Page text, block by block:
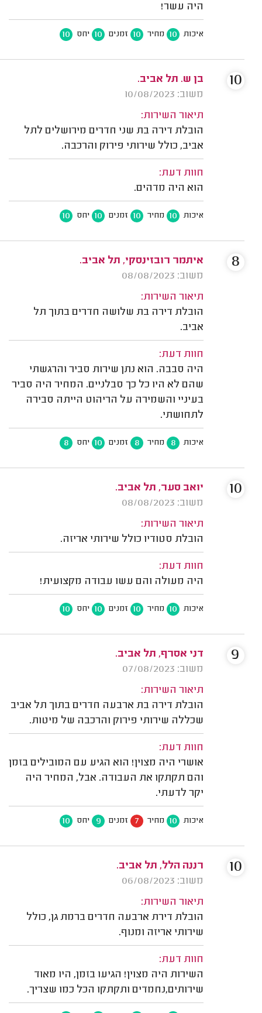
היה עשר!
איכות 10 מחיר 10 זמנים 10 יחס 10
בן ש. תל אביב.
משוב: 10/08/2023
תיאור השירות:
הובלת דירה בת שני חדרים מירושלים לתל
אביב, כולל שירותי פירוק והרכבה.
חוות דעת:
הוא היה מדהים.
איכות 10 מחיר 10 זמנים 10 יחס 10
10
איתמר רובזינסקי, תל אביב.
משוב: 08/08/2023
תיאור השירות:
הובלת דירה בת שלושה חדרים בתוך תל
אביב.
חוות דעת:
היה סבבה. הוא נתן שירות סביר והרגשתי
שהם לא היו כל כך סבלניים. המחיר היה סביר
בעיניי והשמירה על הריהוט הייתה סבירה
לתחושתי.
איכות 8 מחיר 8 זמנים 10 יחס 8
8
יואב סער, תל אביב.
משוב: 08/08/2023
תיאור השירות:
הובלת סטודיו כולל שירותי אריזה.
חוות דעת:
היה מעולה והם עשו עבודה מקצועית!
איכות 10 מחיר 10 זמנים 10 יחס 10
10
דני אסרף, תל אביב.
משוב: 07/08/2023
תיאור השירות:
הובלת דירה בת ארבעה חדרים בתוך תל אביב
שכללה שירותי פירוק והרכבה של מיטות.
חוות דעת:
אושרי היה מצוין! הוא הגיע עם המובילים בזמן
והם תקתקו את העבודה. אבל, המחיר היה
יקר לדעתי.
איכות 10 מחיר 7 זמנים 9 יחס 10
9
רננה הלל, תל אביב.
משוב: 06/08/2023
תיאור השירות:
הובלת דירת ארבעה חדרים ברמת גן, כולל
שירותי אריזה ומנוף.
חוות דעת:
השירות היה מצוין! הגיעו בזמן, היו מאוד
שירותים,נחמדים ותקתקו הכל כמו שצריך.
10